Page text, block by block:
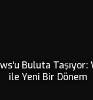
Buluta Taşıyor:
ile Yeni Bir Dönem